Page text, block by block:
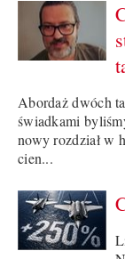
Abordaż dwóch
świadkami
nowy rozdział w
cien...